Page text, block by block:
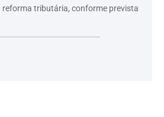
tributária, conforme prevista